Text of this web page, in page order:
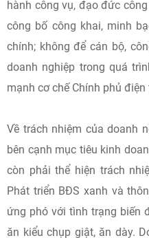
hành công vụ, đạo đức
công bố công khai, minh
chính; không để cán bộ,
doanh nghiệp trong quá
mạnh cơ chế Chính phủ
Về trách nhiệm của doanh
bên cạnh mục tiêu kinh
còn phải thể hiện trách
Phát triển BĐS xanh và
ứng phó với tình trạng biến
ăn kiểu chụp giật, ăn dày.